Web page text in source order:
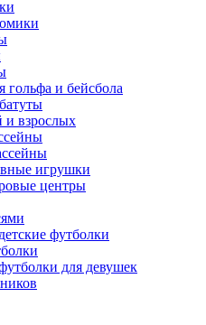
гольфа и бейсбола
и взрослых
игрушки
центры
футболки
для девушек